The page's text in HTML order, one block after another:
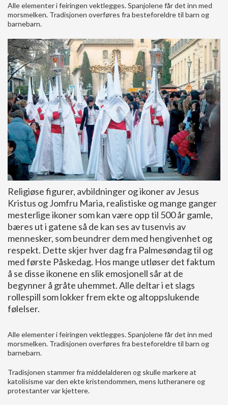
Alle elementer i feiringen vektlegges. Spanjolene får det inn med
morsmelken. Tradisjonen overføres fra besteforeldre til barn og
barnebarn.
Religiøse figurer, avbildninger og ikoner av Jesus
Kristus og Jomfru Maria, realistiske og mange ganger
mesterlige ikoner som kan være opp til 500 år gamle,
bæres ut i gatene så de kan ses av tusenvis av
mennesker, som beundrer dem med hengivenhet og
respekt. Dette skjer hver dag fra Palmesøndag til og
med første Påskedag. Hos mange utløser det faktum
å se disse ikonene en slik emosjonell sår at de
begynner å gråte uhemmet. Alle deltar i et slags
rollespill som lokker frem ekte og altoppslukende
følelser.
Alle elementer i feiringen vektlegges. Spanjolene får det inn med
morsmelken. Tradisjonen overføres fra besteforeldre til barn og
barnebarn.
Tradisjonen stammer fra middelalderen og skulle markere at
katolisisme var den ekte kristendommen, mens lutheranere og
protestanter var kjettere.